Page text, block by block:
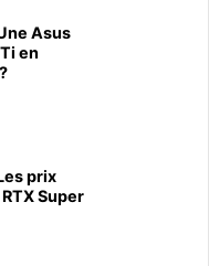
Asus
en
prix
Super